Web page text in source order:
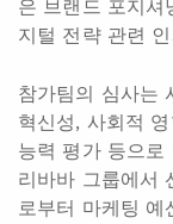
은 브랜드 포지셔
지털 전략 관련
참가팀의 심사는
혁신성, 사회적
능력 평가 등으로
리바바 그룹에서
로부터 마케팅